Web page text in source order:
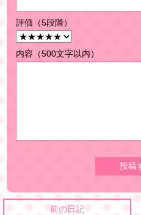
評価（5段階）
内容（500文字以内）
前の日記